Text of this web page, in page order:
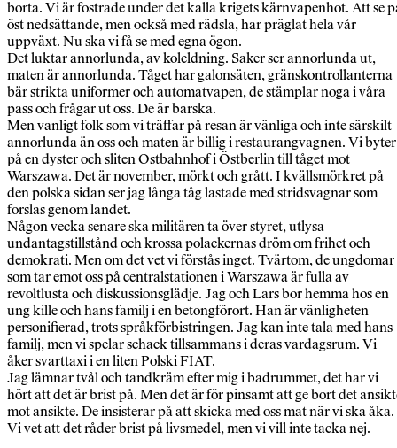
borta. Vi är fostrade under det kalla krigets kärnvapenhot. Att se
öst nedsättande, men också med rädsla, har präglat hela vår
uppväxt. Nu ska vi få se med egna ögon.
Det luktar annorlunda, av koleldning. Saker ser annorlunda ut,
maten är annorlunda. Tåget har galonsäten, gränskontrollanterna
bär strikta uniformer och automatvapen, de stämplar noga i våra
pass och frågar ut oss. De är barska.
Men vanligt folk som vi träffar på resan är vänliga och inte särskilt
annorlunda än oss och maten är billig i restaurangvagnen. Vi byter
på en dyster och sliten Ostbahnhof i Östberlin till tåget mot
Warszawa. Det är november, mörkt och grått. I kvällsmörkret på
den polska sidan ser jag långa tåg lastade med stridsvagnar som
forslas genom landet.
Någon vecka senare ska militären ta över styret, utlysa
undantagstillstånd och krossa polackernas dröm om frihet och
demokrati. Men om det vet vi förstås inget. Tvärtom, de ungdomar
som tar emot oss på centralstationen i Warszawa är fulla av
revoltlusta och diskussionsglädje. Jag och Lars bor hemma hos en
ung kille och hans familj i en betongförort. Han är vänligheten
personifierad, trots språkförbistringen. Jag kan inte tala med hans
familj, men vi spelar schack tillsammans i deras vardagsrum. Vi
åker svarttaxi i en liten Polski FIAT.
Jag lämnar tvål och tandkräm efter mig i badrummet, det har vi
hört att det är brist på. Men det är för pinsamt att ge bort det
mot ansikte. De insisterar på att skicka med oss mat när vi ska åka.
Vi vet att det råder brist på livsmedel, men vi vill inte tacka nej.